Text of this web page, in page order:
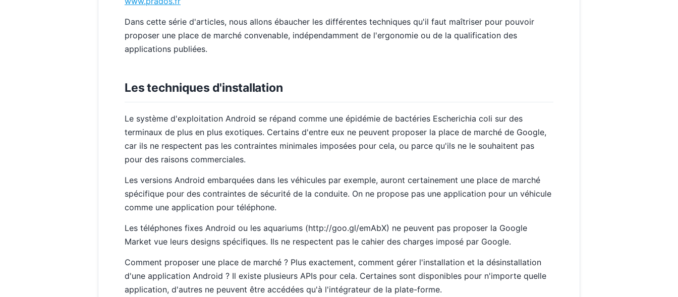
Dans cette série d'articles, nous allons ébaucher les différentes techniques qu'il faut maîtriser pour pouvoir
proposer une place de marché convenable, indépendamment de l'ergonomie ou de la qualification des
applications publiées.
Les techniques d'installation
Le système d'exploitation Android se répand comme une épidémie de bactéries Escherichia coli sur des
terminaux de plus en plus exotiques. Certains d'entre eux ne peuvent proposer la place de marché de Google,
car ils ne respectent pas les contraintes minimales imposées pour cela, ou parce qu'ils ne le souhaitent pas
pour des raisons commerciales.
Les versions Android embarquées dans les véhicules par exemple, auront certainement une place de marché
spécifique pour des contraintes de sécurité de la conduite. On ne propose pas une application pour un véhicule
comme une application pour téléphone.
Les téléphones fixes Android ou les aquariums (http://goo.gl/emAbX) ne peuvent pas proposer la Google
Market vue leurs designs spécifiques. Ils ne respectent pas le cahier des charges imposé par Google.
Comment proposer une place de marché ? Plus exactement, comment gérer l'installation et la désinstallation
d'une application Android ? Il existe plusieurs APIs pour cela. Certaines sont disponibles pour n'importe quelle
application, d'autres ne peuvent être accédées qu'à l'intégrateur de la plate-forme.